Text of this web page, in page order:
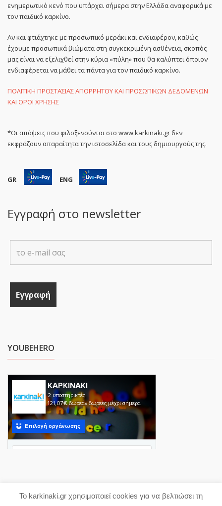
ενημερωτικό κενό που υπάρχει σήμερα στην Ελλάδα αναφορικά με
τον παιδικό καρκίνο.
Αν και φτιάχτηκε με προσωπικό μεράκι και ενδιαφέρον, καθώς
έχουμε προσωπικά βιώματα στη συγκεκριμένη ασθένεια, σκοπός
μας είναι να εξελιχθεί στην κύρια «πύλη» που θα καλύπτει όποιον
ενδιαφέρεται να μάθει τα πάντα για τον παιδικό καρκίνο.
ΠΟΛΙΤΙΚΗ ΠΡΟΣΤΑΣΙΑΣ ΑΠΟΡΡΗΤΟΥ ΚΑΙ ΠΡΟΣΩΠΙΚΩΝ ΔΕΔΟΜΕΝΩΝ
ΚΑΙ ΟΡΟΙ ΧΡΗΣΗΣ
*Οι απόψεις που φιλοξενούνται στο www.karkinaki.gr δεν
εκφράζουν απαραίτητα την ιστοσελίδα και τους δημιουργούς της.
GR ENG
Εγγραφή στο newsletter
YOUBEHERO
Το karkinaki.gr χρησιμοποιεί cookies για να βελτιώσει τη